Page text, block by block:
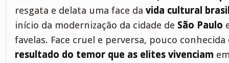
resgata e delata uma face da vida cultural
início da modernização da cidade de São Paulo
favelas. Face cruel e perversa, pouco
resultado do temor que as elites vivenciam